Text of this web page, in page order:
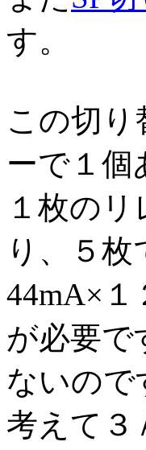
す。
この切
ーで１個
１枚の
り、５
44mA×１
が必要で
ないので
考えて３